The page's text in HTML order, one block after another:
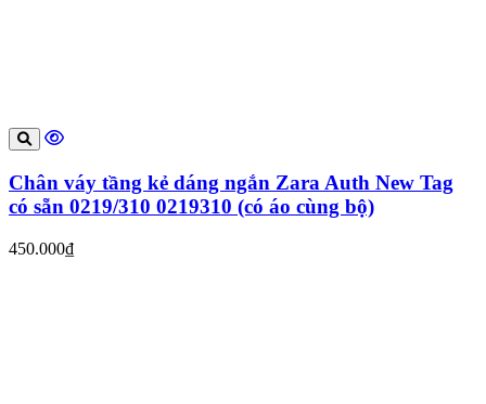
Chân váy tầng kẻ dáng ngắn Zara Auth New Tag
có sẵn 0219/310 0219310 (có áo cùng bộ)
450.000₫